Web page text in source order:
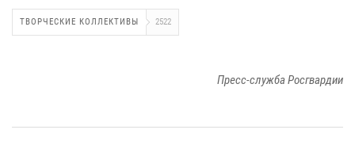
ТВОРЧЕСКИЕ КОЛЛЕКТИВЫ 2522
Пресс-служба Росгвардии